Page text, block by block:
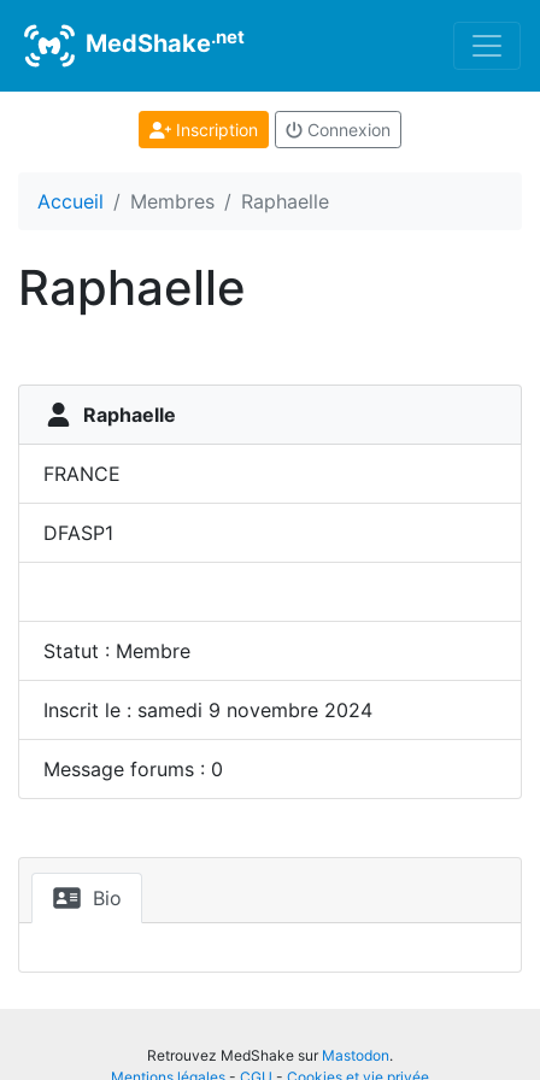
MedShake.net
Inscription Connexion
Accueil Membres Raphaelle
Raphaelle
Raphaelle
FRANCE
DFASP1
Statut : Membre
Inscrit le : samedi 9 novembre 2024
Message forums : 0
Bio
Retrouvez MedShake sur Mastodon.